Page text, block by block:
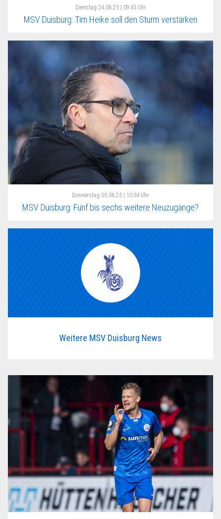
Dienstag 24.06.25 | 09:45 Uhr
MSV Duisburg: Tim Heike soll den Sturm verstärken
Donnerstag 05.06.25 | 10:34 Uhr
MSV Duisburg: Fünf bis sechs weitere Neuzugänge?
Weitere MSV Duisburg News